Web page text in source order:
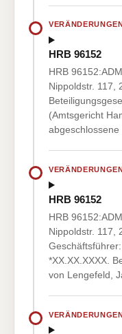
VERÄNDERUNGEN
HRB 96152
HRB
Nippoldstr. 117,
(Amtsgericht
HRB 96152
HRB
Nippoldstr. 117,
*XX.XX.XXXX.
von Lengefeld,